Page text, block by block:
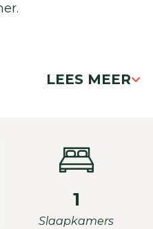
LEES MEER
1
Slaapkamers